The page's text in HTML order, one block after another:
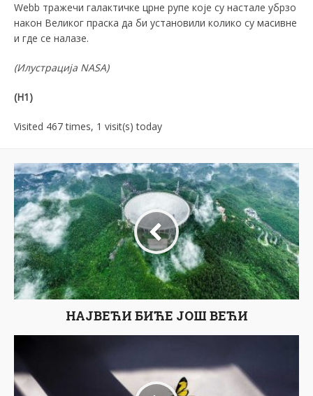
Webb тражечи галактичке црне рупе које су настале убрзо
након Великог праска да би установили колико су масивне
и где се налазе.
(Илустрација NASA)
(Н1)
Visited 467 times, 1 visit(s) today
НАЈВЕЋИ БИЋЕ ЈОШ ВЕЋИ